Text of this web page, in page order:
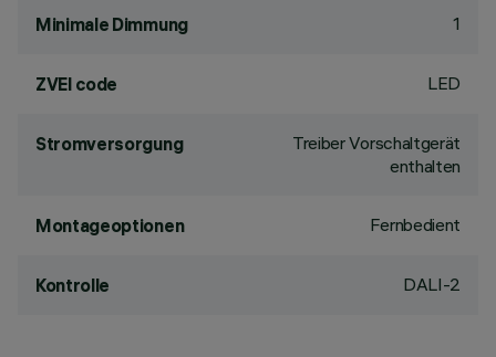
Minimale Dimmung 1
ZVEI code LED
Stromversorgung
Treiber Vorschaltgerät
enthalten
Montageoptionen Fernbedient
Kontrolle DALI-2